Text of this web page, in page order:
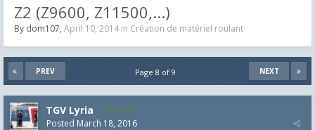
Z2 (Z9600, Z11500,...)
By dom107, April 10, 2014 in Création de matériel roulant
PREV NEXT
Page 8 of 9
TGV Lyria 1,032
Posted March 18, 2016